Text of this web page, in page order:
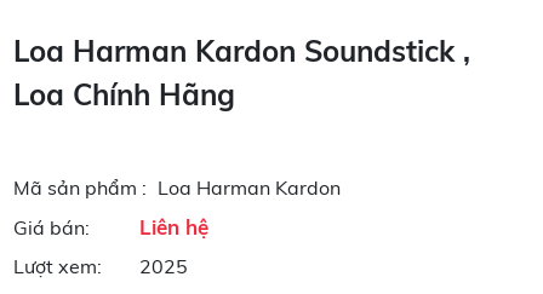
Loa Harman Kardon Soundstick ,
Loa Chính Hãng
Mã sản phẩm : Loa Harman Kardon
Giá bán:
Liên hệ
Lượt xem:
2025